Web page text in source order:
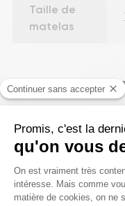
Taille de
matelas
VOUS